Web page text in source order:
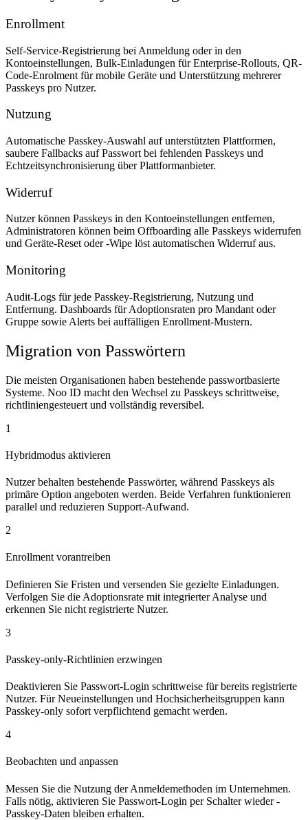
Enrollment
Self-Service-Registrierung bei Anmeldung oder in den
Kontoeinstellungen, Bulk-Einladungen für Enterprise-Rollouts, QR-
Code-Enrolment für mobile Geräte und Unterstützung mehrerer
Passkeys pro Nutzer.
Nutzung
Automatische Passkey-Auswahl auf unterstützten Plattformen,
saubere Fallbacks auf Passwort bei fehlenden Passkeys und
Echtzeitsynchronisierung über Plattformanbieter.
Widerruf
Nutzer können Passkeys in den Kontoeinstellungen entfernen,
Administratoren können beim Offboarding alle Passkeys widerrufen
und Geräte-Reset oder -Wipe löst automatischen Widerruf aus.
Monitoring
Audit-Logs für jede Passkey-Registrierung, Nutzung und
Entfernung. Dashboards für Adoptionsraten pro Mandant oder
Gruppe sowie Alerts bei auffälligen Enrollment-Mustern.
Migration von Passwörtern
Die meisten Organisationen haben bestehende passwortbasierte
Systeme. Noo ID macht den Wechsel zu Passkeys schrittweise,
richtliniengesteuert und vollständig reversibel.
1
Hybridmodus aktivieren
Nutzer behalten bestehende Passwörter, während Passkeys als
primäre Option angeboten werden. Beide Verfahren funktionieren
parallel und reduzieren Support-Aufwand.
2
Enrollment vorantreiben
Definieren Sie Fristen und versenden Sie gezielte Einladungen.
Verfolgen Sie die Adoptionsrate mit integrierter Analyse und
erkennen Sie nicht registrierte Nutzer.
3
Passkey-only-Richtlinien erzwingen
Deaktivieren Sie Passwort-Login schrittweise für bereits registrierte
Nutzer. Für Neueinstellungen und Hochsicherheitsgruppen kann
Passkey-only sofort verpflichtend gemacht werden.
4
Beobachten und anpassen
Messen Sie die Nutzung der Anmeldemethoden im Unternehmen.
Falls nötig, aktivieren Sie Passwort-Login per Schalter wieder -
Passkey-Daten bleiben erhalten.